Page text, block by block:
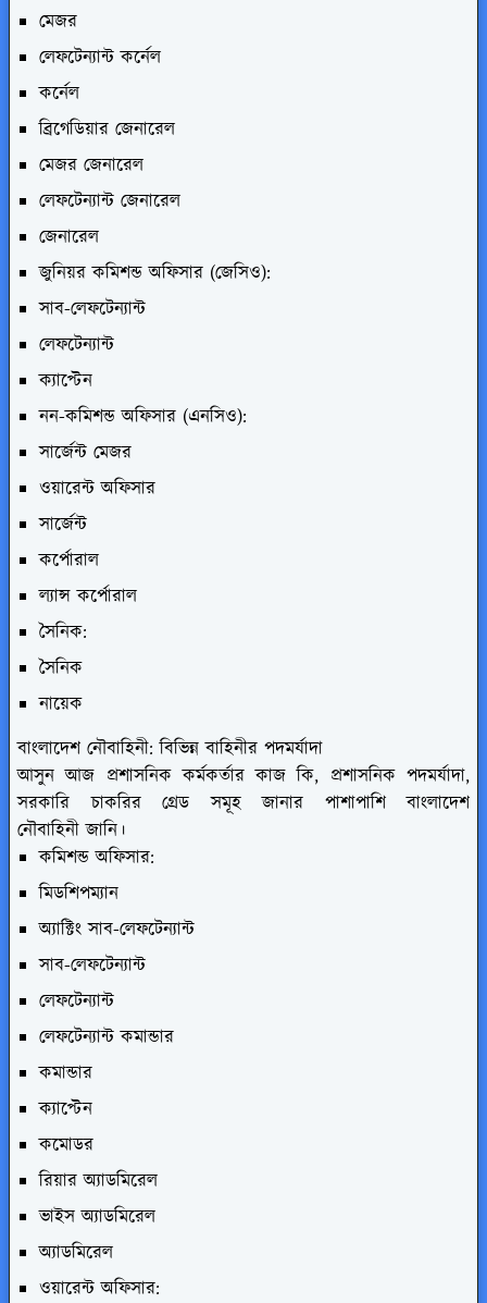
মেজর
লেফটেন্যান্ট কর্নেল
কর্নেল
ব্রিগেডিয়ার জেনারেল
মেজর জেনারেল
লেফটেন্যান্ট জেনারেল
জেনারেল
জুনিয়র কমিশন্ড অফিসার (জেসিও):
সাব-লেফটেন্যান্ট
লেফটেন্যান্ট
ক্যাপ্টেন
নন-কমিশন্ড অফিসার (এনসিও):
সার্জেন্ট মেজর
ওয়ারেন্ট অফিসার
সার্জেন্ট
কর্পোরাল
ল্যান্স কর্পোরাল
সৈনিক:
সৈনিক
নায়েক
বাংলাদেশ নৌবাহিনী:বিভিন্ন বাহিনীর পদমর্যাদা
আসুন আজ প্রশাসনিক কর্মকর্তার কাজ কি, প্রশাসনিক পদমর্যাদা,
সরকারি চাকরির গ্রেড সমূহ জানার পাশাপাশি বাংলাদেশ
নৌবাহিনী জানি।
কমিশন্ড অফিসার:
মিডশিপম্যান
অ্যাক্টিং সাব-লেফটেন্যান্ট
সাব-লেফটেন্যান্ট
লেফটেন্যান্ট
লেফটেন্যান্ট কমান্ডার
কমান্ডার
ক্যাপ্টেন
কমোডর
রিয়ার অ্যাডমিরেল
ভাইস অ্যাডমিরেল
অ্যাডমিরেল
ওয়ারেন্ট অফিসার: